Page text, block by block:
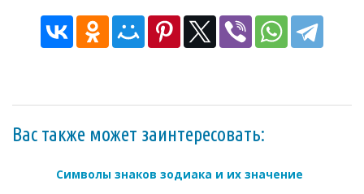
Вас также может заинтересовать:
Символы знаков зодиака и их значение